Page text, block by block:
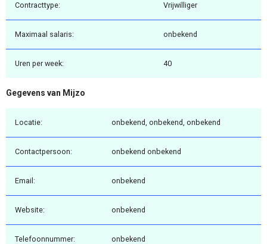
Contracttype: Vrijwilliger
Maximaal salaris: onbekend
Uren per week: 40
Gegevens van Mijzo
Locatie: onbekend, onbekend, onbekend
Contactpersoon: onbekend onbekend
Email: onbekend
Website: onbekend
Telefoonnummer: onbekend